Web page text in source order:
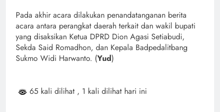
Pada akhir acara dilakukan penandatanganan berita
acara antara perangkat daerah terkait dan wakil bupati
yang disaksikan Ketua DPRD Dion Agasi Setiabudi,
Sekda Said Romadhon, dan Kepala Badpedalitbang
Sukmo Widi Harwanto. (Yud)
65 kali dilihat , 1 kali dilihat hari ini